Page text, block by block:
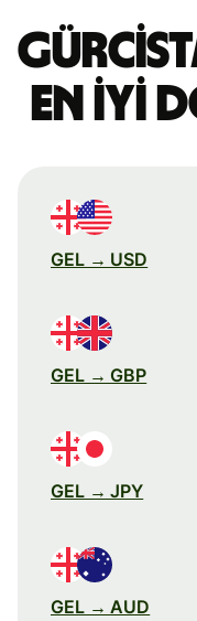
en iyi
GEL → USD
GEL → GBP
GEL → JPY
GEL → AUD